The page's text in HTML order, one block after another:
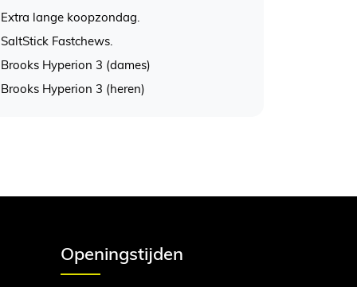
Extra lange koopzondag.
SaltStick Fastchews.
Brooks Hyperion 3 (dames)
Brooks Hyperion 3 (heren)
Openingstijden